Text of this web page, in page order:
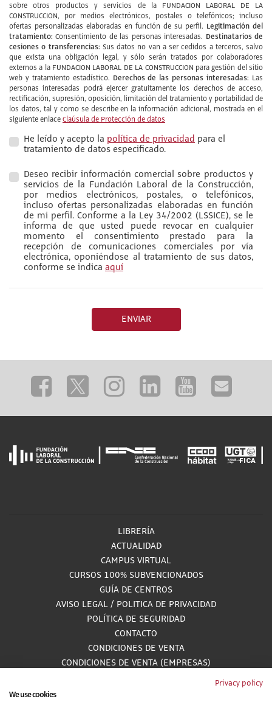
sobre otros productos y servicios de la FUNDACION LABORAL DE LA
CONSTRUCCION, por medios electrónicos, postales o telefónicos; incluso
ofertas personalizadas elaboradas en función de su perfil. Legitimación del
tratamiento: Consentimiento de las personas interesadas. Destinatarios de
cesiones o transferencias: Sus datos no van a ser cedidos a terceros, salvo
que exista una obligación legal, y sólo serán tratados por colaboradores
externos a la FUNDACION LABORAL DE LA CONSTRUCCION para gestión del sitio
web y tratamiento estadístico. Derechos de las personas interesadas: Las
personas interesadas podrá ejercer gratuitamente los derechos de acceso,
rectificación, supresión, oposición, limitación del tratamiento y portabilidad de
los datos, tal y como se describe en la información adicional, mostrada en el
siguiente enlace Claúsula de Protección de datos
He leído y acepto la política de privacidad para el
tratamiento de datos especificado.
Deseo recibir información comercial sobre productos y
servicios de la Fundación Laboral de la Construcción,
por medios electrónicos, postales, o telefónicos,
incluso ofertas personalizadas elaboradas en función
de mi perfil. Conforme a la Ley 34/2002 (LSSICE), se le
informa de que usted puede revocar en cualquier
momento el consentimiento prestado para la
recepción de comunicaciones comerciales por vía
electrónica, oponiéndose al tratamiento de sus datos,
conforme se indica aquí
ENVIAR
LIBRERÍA
ACTUALIDAD
CAMPUS VIRTUAL
CURSOS 100% SUBVENCIONADOS
GUÍA DE CENTROS
AVISO LEGAL / POLITICA DE PRIVACIDAD
POLÍTICA DE SEGURIDAD
CONTACTO
CONDICIONES DE VENTA
CONDICIONES DE VENTA (EMPRESAS)
ALCANCE GESTIÓN DE DOCUMENTACIÓN
Privacy policy
We use cookies